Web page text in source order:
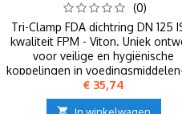
(0)
Tri-Clamp FDA dichtring DN 125
kwaliteit FPM - Viton. Uniek
voor veilige en hygiënische
koppelingen in
farmaceutische industrie. Diameter:
mm.
Prijs
€ 35,74
